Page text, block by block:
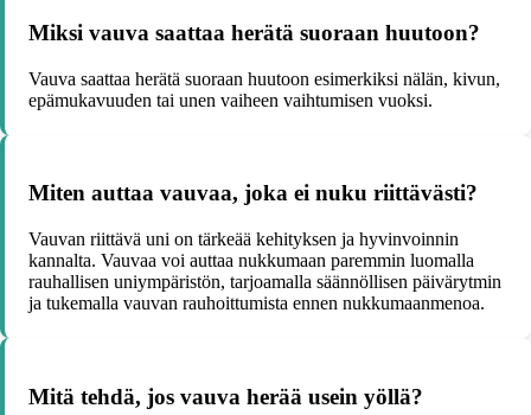
Miksi vauva saattaa herätä suoraan huutoon?
Vauva saattaa herätä suoraan huutoon esimerkiksi nälän, kivun,
epämukavuuden tai unen vaiheen vaihtumisen vuoksi.
Miten auttaa vauvaa, joka ei nuku riittävästi?
Vauvan riittävä uni on tärkeää kehityksen ja hyvinvoinnin
kannalta. Vauvaa voi auttaa nukkumaan paremmin luomalla
rauhallisen uniympäristön, tarjoamalla säännöllisen päivärytmin
ja tukemalla vauvan rauhoittumista ennen nukkumaanmenoa.
Mitä tehdä, jos vauva herää usein yöllä?